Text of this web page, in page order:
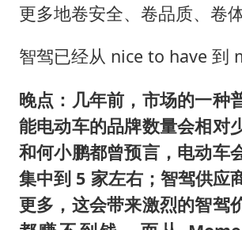
更多地卷安全、卷品质、卷体
智驾已经从 nice to have 到
晚点：几年前，市场的一种
能电动车的品牌数量会相对
和何小鹏都曾预言，电动车
集中到 5 家左右；智驾供应
更多，这会带来激烈的智驾